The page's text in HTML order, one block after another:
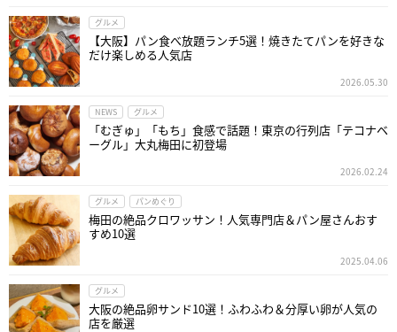
グルメ
【大阪】パン食べ放題ランチ5選！焼きたてパンを好きな
だけ楽しめる人気店
2026.05.30
NEWS グルメ
「むぎゅ」「もち」食感で話題！東京の行列店「テコナベ
ーグル」大丸梅田に初登場
2026.02.24
グルメ パンめぐり
梅田の絶品クロワッサン！人気専門店＆パン屋さんおす
すめ10選
2025.04.06
グルメ
大阪の絶品卵サンド10選！ふわふわ＆分厚い卵が人気の
店を厳選